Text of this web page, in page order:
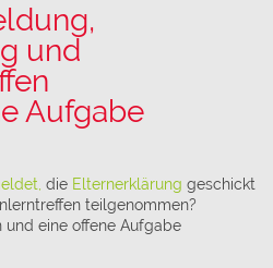
und
Aufgabe
die Elternerklärung geschickt
teilgenommen?
und eine offene Aufgabe